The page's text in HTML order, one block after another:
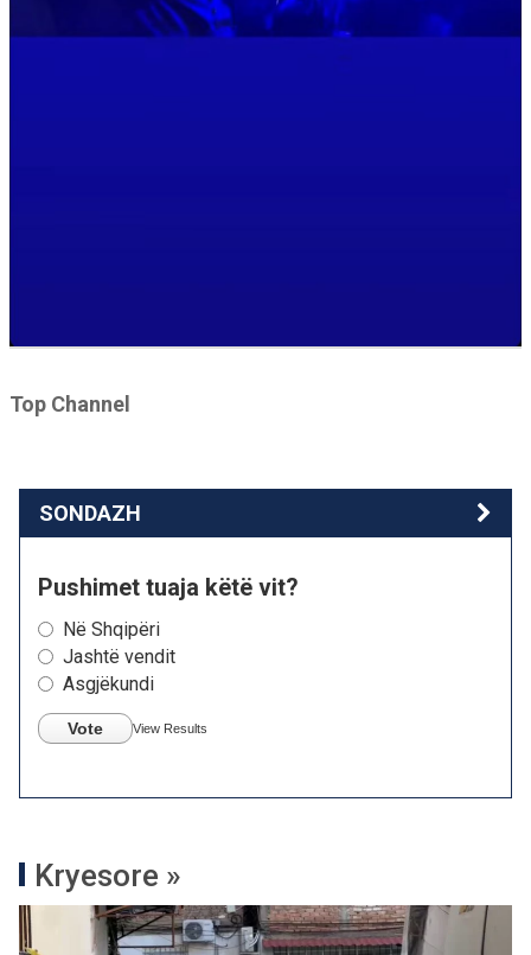
Top Channel
SONDAZH
Pushimet tuaja këtë vit?
Në Shqipëri
Jashtë vendit
Asgjëkundi
Vote View Results
Kryesore »